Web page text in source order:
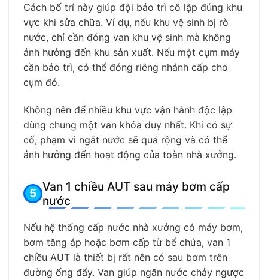
Cách bố trí này giúp đội bảo trì cô lập đúng khu
vực khi sửa chữa. Ví dụ, nếu khu vệ sinh bị rò
nước, chỉ cần đóng van khu vệ sinh mà không
ảnh hưởng đến khu sản xuất. Nếu một cụm máy
cần bảo trì, có thể đóng riêng nhánh cấp cho
cụm đó.
Không nên để nhiều khu vực vận hành độc lập
dùng chung một van khóa duy nhất. Khi có sự
cố, phạm vi ngắt nước sẽ quá rộng và có thể
ảnh hưởng đến hoạt động của toàn nhà xưởng.
Van 1 chiều AUT sau máy bơm cấp
nước
Nếu hệ thống cấp nước nhà xưởng có máy bơm,
bơm tăng áp hoặc bơm cấp từ bể chứa, van 1
chiều AUT là thiết bị rất nên có sau bơm trên
đường ống đẩy. Van giúp ngăn nước chảy ngược